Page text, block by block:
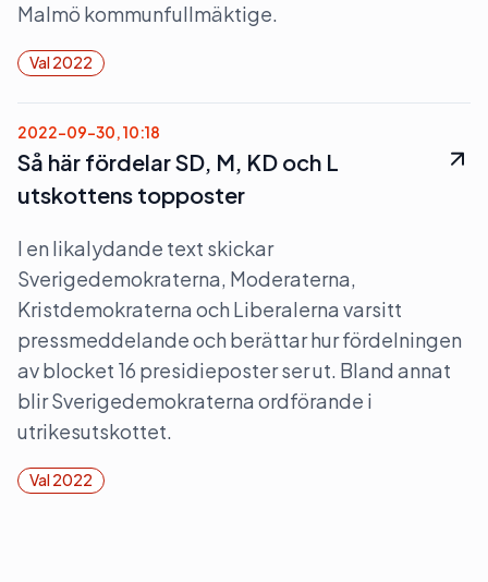
Malmö kommunfullmäktige.
Val 2022
2022-09-30, 10:18
Så här fördelar SD, M, KD och L
utskottens topposter
I en likalydande text skickar
Sverigedemokraterna, Moderaterna,
Kristdemokraterna och Liberalerna varsitt
pressmeddelande och berättar hur fördelningen
av blocket 16 presidieposter ser ut. Bland annat
blir Sverigedemokraterna ordförande i
utrikesutskottet.
Val 2022